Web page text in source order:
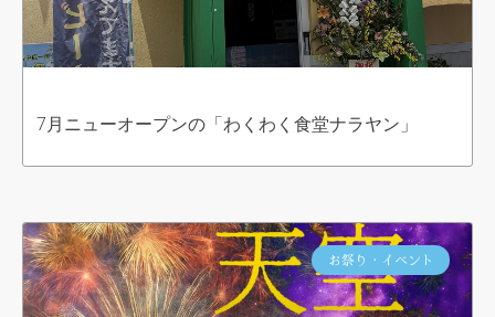
7月ニューオープンの「わくわく食堂ナラヤン」
お祭り・イベント